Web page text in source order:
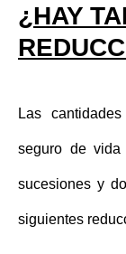
¿HAY
Las
seguro de vida
sucesiones y
siguientes